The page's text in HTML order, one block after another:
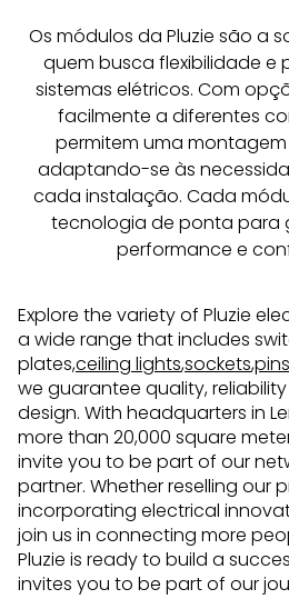
Os módulos da Pluzie são a
quem busca flexibilidade e
sistemas elétricos. Com
facilmente a diferentes
permitem uma
adaptando-se às
cada instalação. Cada
tecnologia de ponta para
performance e
Explore the variety of Pluzie
a wide range that includes
plates,ceiling lights,sockets,pins
we guarantee quality,
design. With headquarters in
more than 20,000 square
invite you to be part of our
partner. Whether reselling our
incorporating electrical
join us in connecting more
Pluzie is ready to build a
invites you to be part of our